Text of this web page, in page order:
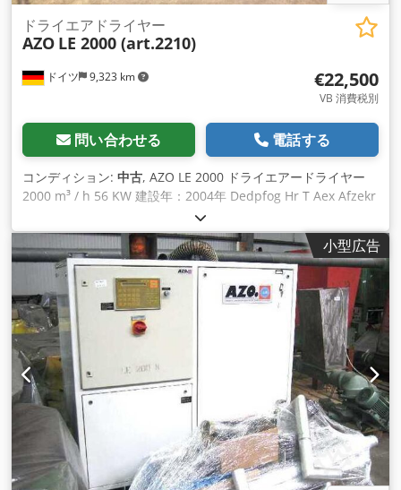
ドイツ 9,323 km
ドライエアドライヤー
AZO LE 2000 (art.2210)
€22,500
VB 消費税別
問い合わせる 電話する
コンディション: 中古, AZO LE 2000 ドライエアードライヤー
2000 m³ / h 56 KW 建設年：2004年 Dedpfog Hr T Aex Afzekr
価格：22,500ユーロ 担当者Rainer Eckerle氏
小型広告